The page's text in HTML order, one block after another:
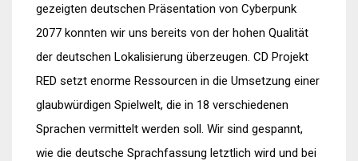
gezeigten deutschen Präsentation von Cyberpunk
2077 konnten wir uns bereits von der hohen Qualität
der deutschen Lokalisierung überzeugen. CD Projekt
RED setzt enorme Ressourcen in die Umsetzung einer
glaubwürdigen Spielwelt, die in 18 verschiedenen
Sprachen vermittelt werden soll. Wir sind gespannt,
wie die deutsche Sprachfassung letztlich wird und bei